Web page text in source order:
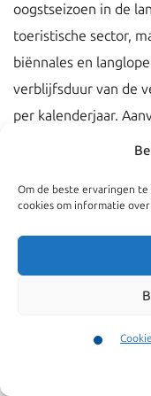
Om de beste ervaringen
cookies om informatie
oogstseizoen in de
toeristische sector,
biënnales en
verblijfsduur van de
per kalenderjaar.